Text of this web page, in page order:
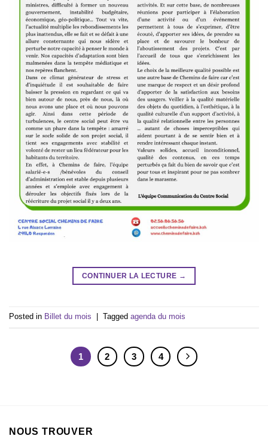
CONTINUER LA LECTURE →
Posted in Billet du mois Tagged agenda du mois
1 2 3 4
NOUS TROUVER